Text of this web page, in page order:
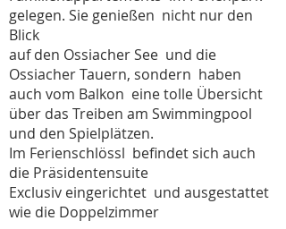
gelegen. Sie genießen nicht nur den
Blick
auf den Ossiacher See und die
Ossiacher Tauern, sondern haben
auch vom Balkon eine tolle Übersicht
über das Treiben am Swimmingpool
und den Spielplätzen.
Im Ferienschlössl befindet sich auch
die Präsidentensuite
Exclusiv eingerichtet und ausgestattet
wie die Doppelzimmer